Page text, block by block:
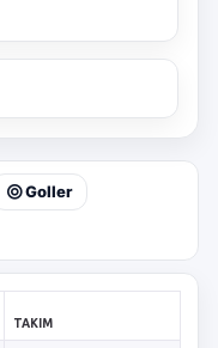
Goller
TAKIM